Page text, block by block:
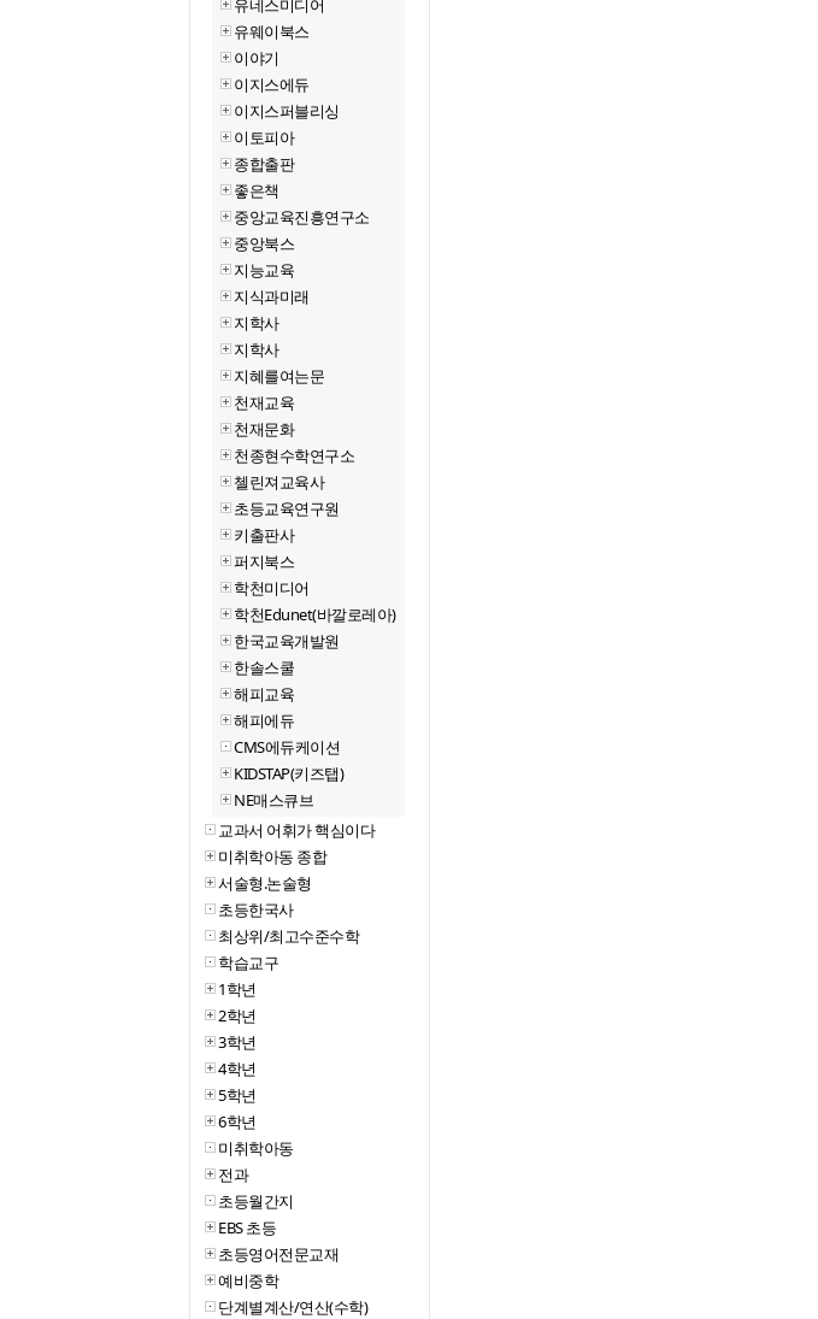
유네스미디어
유웨이북스
이야기
이지스에듀
이지스퍼블리싱
이토피아
종합출판
좋은책
중앙교육진흥연구소
중앙북스
지능교육
지식과미래
지학사
지학사
지혜를여는문
천재교육
천재문화
천종현수학연구소
첼린져교육사
초등교육연구원
키출판사
퍼지북스
학천미디어
학천Edunet(바깔로레아)
한국교육개발원
한솔스쿨
해피교육
해피에듀
CMS에듀케이션
KIDSTAP(키즈탭)
NE매스큐브
교과서 어휘가 핵심이다
미취학아동 종합
서술형.논술형
초등한국사
최상위/최고수준수학
학습교구
1학년
2학년
3학년
4학년
5학년
6학년
미취학아동
전과
초등월간지
EBS 초등
초등영어전문교재
예비중학
단계별계산/연산(수학)